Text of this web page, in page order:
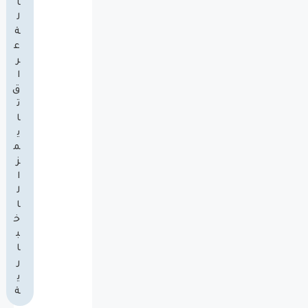
ا
ل
ة
ع
ر
ا
ق
ت
ا
ي
م
ز
ا
ل
ا
خ
ب
ا
ر
ي
ة